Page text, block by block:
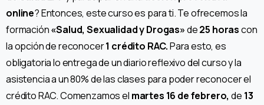
online? Entonces, este curso es para ti. Te ofrecemos la
formación«Salud, Sexualidad y Drogas»de25 horascon
la opción de reconocer1 crédito RAC.Para esto, es
obligatoria lo entrega de un diario reflexivo del curso y la
asistencia a un 80% de las clases para poder reconocer el
crédito RAC. Comenzamos el martes 16 de febrero,de 13